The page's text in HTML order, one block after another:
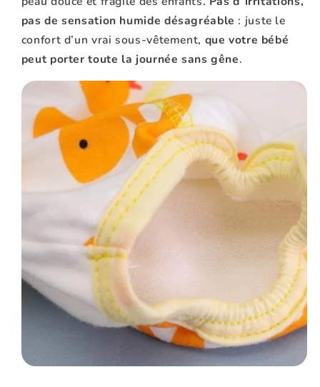
pas de sensation humide désagréable : juste le
confort d’un vrai sous-vêtement, que votre bébé
peut porter toute la journée sans gêne.